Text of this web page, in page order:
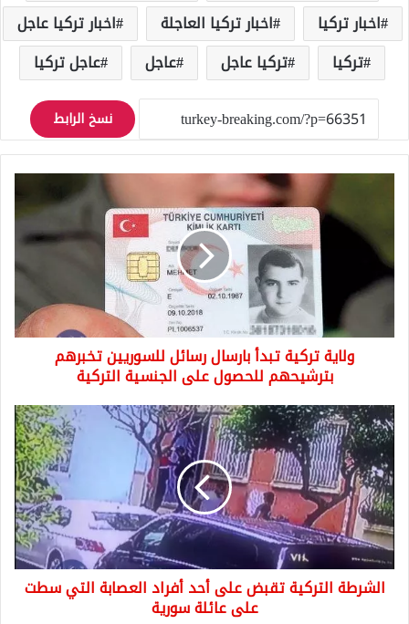
اخبار تركيا
اخبار تركيا العاجلة
اخبار تركيا عاجل
تركيا
تركيا عاجل عاجل عاجل تركيا
نسخ الرابط
بارسال
رسائل
للسوريين
تخبرهم
بترشيحهم
للحصول
ولاية تركية تبدأ بارسال رسائل للسوريين تخبرهم
بترشيحهم للحصول على الجنسية التركية
الشرطة
التركية
تقبض
على
أحد
أفراد
العصابة
التي
سطت
على
الشرطة التركية تقبض على أحد أفراد العصابة التي سطت
على عائلة سورية